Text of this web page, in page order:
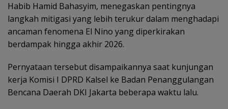
Habib Hamid Bahasyim, menegaskan pentingnya
langkah mitigasi yang lebih terukur dalam menghadapi
ancaman fenomena El Nino yang diperkirakan
berdampak hingga akhir 2026.
Pernyataan tersebut disampaikannya saat kunjungan
kerja Komisi I DPRD Kalsel ke Badan Penanggulangan
Bencana Daerah DKI Jakarta beberapa waktu lalu.